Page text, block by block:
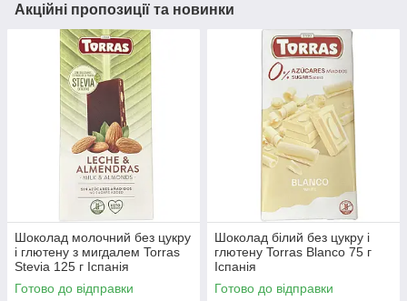
Акційні пропозиції та новинки
Шоколад молочний без цукру
і глютену з мигдалем Torras
Stevia 125 г Іспанія
Готово до відправки
Шоколад білий без цукру і
глютену Torras Blanco 75 г
Іспанія
Готово до відправки